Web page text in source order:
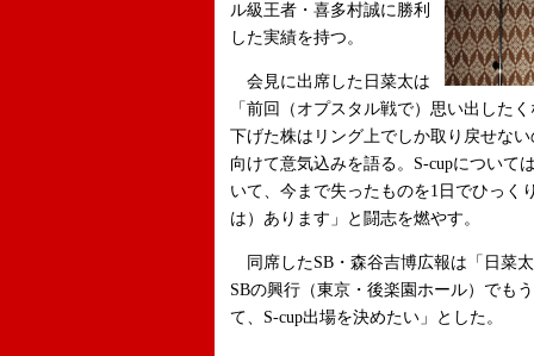
ル級王者・喜多村誠に勝利
した実績を持つ。
会見に出席した日菜太は
「前回（オプスタル戦で）思い出した
下げた株はリング上でしか取り戻せな
向けて意気込みを語る。S-cupについて
いて、今まで失ったものを1日でひっく
は）あります」と闘志を燃やす。
同席したSB・森谷吉博広報は「日菜
SBの興行（東京・後楽園ホール）でも
て、S-cup出場を決めたい」とした。